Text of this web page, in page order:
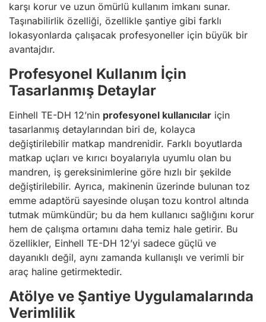
karşı korur ve uzun ömürlü kullanım imkanı sunar.
Taşınabilirlik özelliği, özellikle şantiye gibi farklı
lokasyonlarda çalışacak profesyoneller için büyük bir
avantajdır.
Profesyonel Kullanım İçin
Tasarlanmış Detaylar
Einhell TE-DH 12’nin profesyonel kullanıcılar için
tasarlanmış detaylarından biri de, kolayca
değiştirilebilir matkap mandrenidir. Farklı boyutlarda
matkap uçları ve kırıcı boyalarıyla uyumlu olan bu
mandren, iş gereksinimlerine göre hızlı bir şekilde
değiştirilebilir. Ayrıca, makinenin üzerinde bulunan toz
emme adaptörü sayesinde oluşan tozu kontrol altında
tutmak mümkündür; bu da hem kullanıcı sağlığını korur
hem de çalışma ortamını daha temiz hale getirir. Bu
özellikler, Einhell TE-DH 12’yi sadece güçlü ve
dayanıklı değil, aynı zamanda kullanışlı ve verimli bir
araç haline getirmektedir.
Atölye ve Şantiye Uygulamalarında
Verimlilik